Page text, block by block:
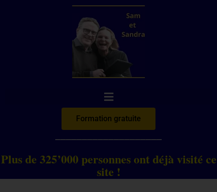
Formation gratuite
Plus de 325’000 personnes ont déjà visité ce
site !